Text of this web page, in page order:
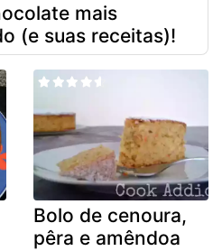
mais
(e suas receitas)!
Bolo de cenoura,
pêra e amêndoa